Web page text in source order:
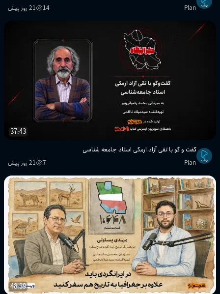
Plan
14 21 روز پیش
37:43
گفت و گو با تقی آزاد ارمکی استاد جامعه شناسی
Plan
7 21 روز پیش
48:39